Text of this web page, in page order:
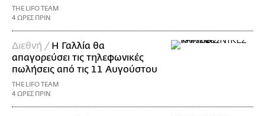
THE LIFO TEAM
4 ΩΡΕΣ ΠΡΙΝ
Διεθνή / Η Γαλλία θα
απαγορεύσει τις τηλεφωνικές
πωλήσεις από τις 11 Αυγούστου
THE LIFO TEAM
4 ΩΡΕΣ ΠΡΙΝ